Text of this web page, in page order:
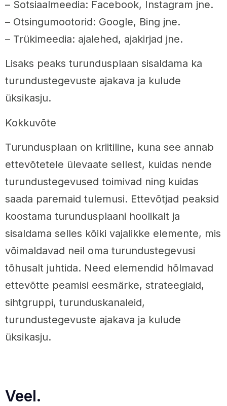
– Sotsiaalmeedia: Facebook, Instagram jne.
– Otsingumootorid: Google, Bing jne.
– Trükimeedia: ajalehed, ajakirjad jne.
Lisaks peaks turundusplaan sisaldama ka
turundustegevuste ajakava ja kulude
üksikasju.
Kokkuvõte
Turundusplaan on kriitiline, kuna see annab
ettevõtetele ülevaate sellest, kuidas nende
turundustegevused toimivad ning kuidas
saada paremaid tulemusi. Ettevõtjad peaksid
koostama turundusplaani hoolikalt ja
sisaldama selles kõiki vajalikke elemente, mis
võimaldavad neil oma turundustegevusi
tõhusalt juhtida. Need elemendid hõlmavad
ettevõtte peamisi eesmärke, strateegiaid,
sihtgruppi, turunduskanaleid,
turundustegevuste ajakava ja kulude
üksikasju.
Veel.